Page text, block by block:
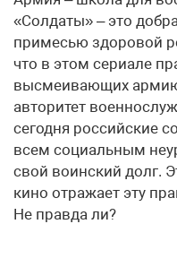
«Солдаты» – это
примесью здоровой
что в этом сериале
высмеивающих
авторитет
сегодня российские
всем социальным
свой воинский долг.
кино отражает эту
Не правда ли?